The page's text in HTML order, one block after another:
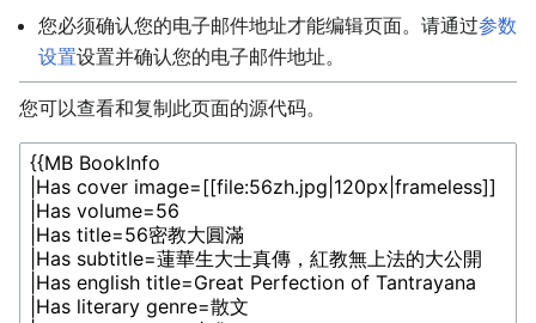
您必须确认您的电子邮件地址才能编辑页面。请通过参数
设置设置并确认您的电子邮件地址。
您可以查看和复制此页面的源代码。